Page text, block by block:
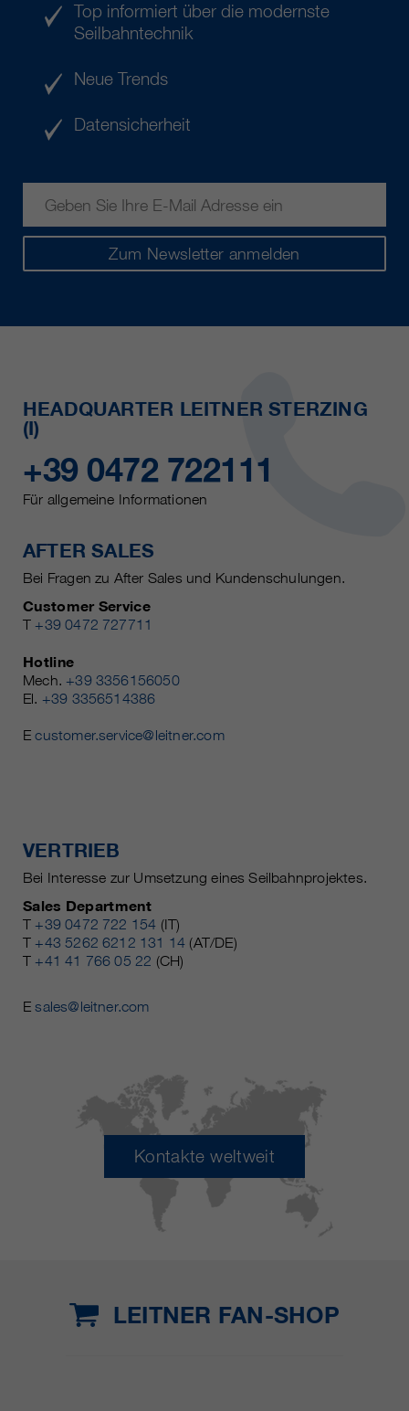
Zum Newsletter anmelden
Top informiert über die modernste
Seilbahntechnik
Neue Trends
Datensicherheit
HEADQUARTER LEITNER STERZING
(I)
+39 0472 722111
Für allgemeine Informationen
AFTER SALES
Bei Fragen zu After Sales und Kundenschulungen.
Customer Service
T +39 0472 727711
Hotline
Mech. +39 3356156050
El. +39 3356514386
Ecustomer.service@leitner.com
VERTRIEB
Bei Interesse zur Umsetzung eines Seilbahnprojektes.
Sales Department
T +39 0472 722 154 (IT)
T +43 5262 6212 131 14 (AT/DE)
T +41 41 766 05 22 (CH)
Esales@leitner.com
Kontakte weltweit
LEITNER FAN-SHOP